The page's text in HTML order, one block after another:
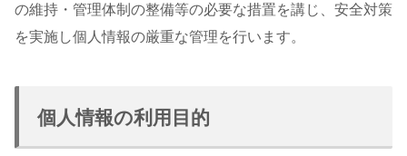
の維持・管理体制の整備等の必要な措置を講じ、安全対策
を実施し個人情報の厳重な管理を行います。
個人情報の利用目的